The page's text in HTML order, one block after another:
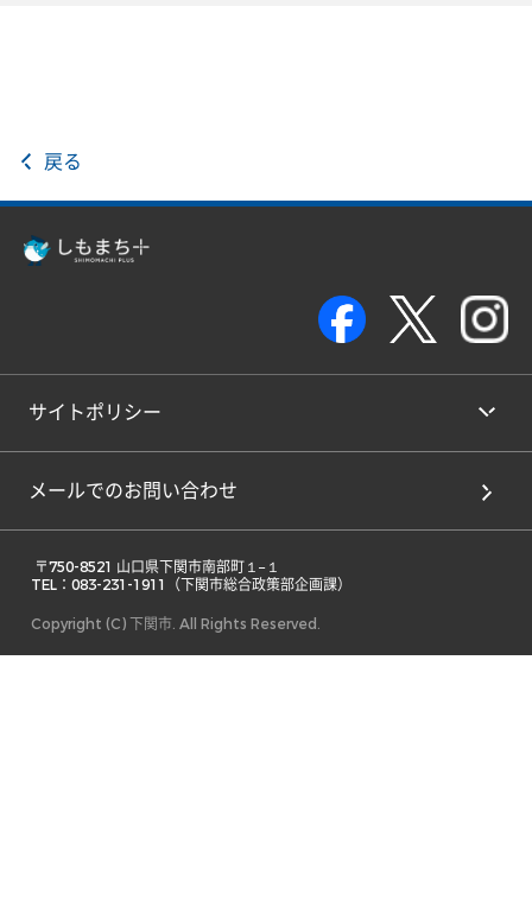
戻る
サイトポリシー
メールでのお問い合わせ
TEL：083-231-1911（下関市総合政策部企画課）
Copyright (C) 下関市. All Rights Reserved.